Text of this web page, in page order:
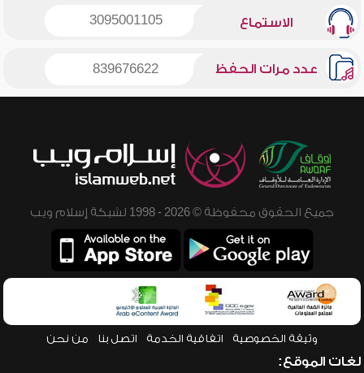
الاستماع 3095001105
عدد مرات الحفظ 839676622
جميع الحقوق محفوظة © 2026 - 1998 لشبكة إسلام ويب
وثيقة الخصوصية اتفاقية الخدمة اتصل بنا من نحن
لغات الموقع: